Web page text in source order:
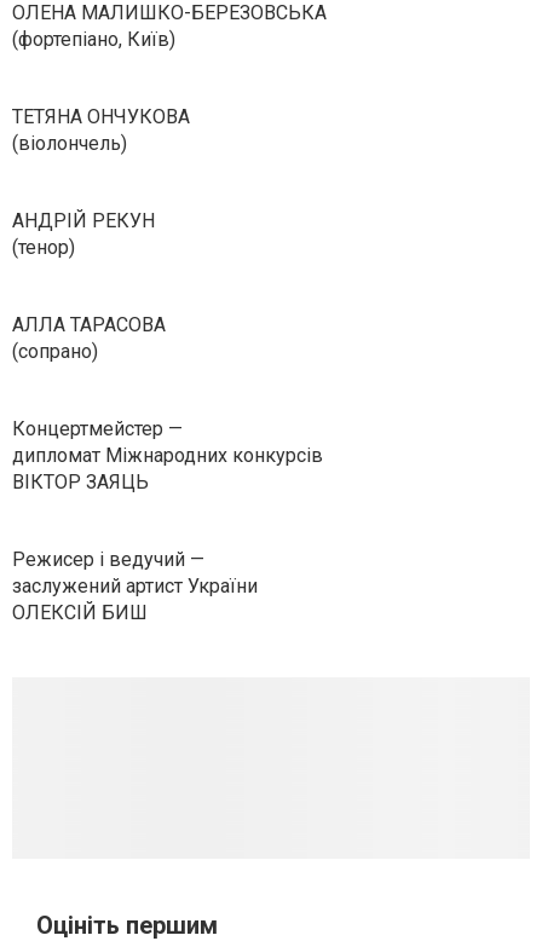
ОЛЕНА МАЛИШКО-БЕРЕЗОВСЬКА
(фортепіано, Київ)
ТЕТЯНА ОНЧУКОВА
(віолончель)
АНДРІЙ РЕКУН
(тенор)
АЛЛА ТАРАСОВА
(сопрано)
Концертмейстер —
дипломат Міжнародних конкурсів
ВІКТОР ЗАЯЦЬ
Режисер і ведучий —
заслужений артист України
ОЛЕКСІЙ БИШ
Оцініть першим